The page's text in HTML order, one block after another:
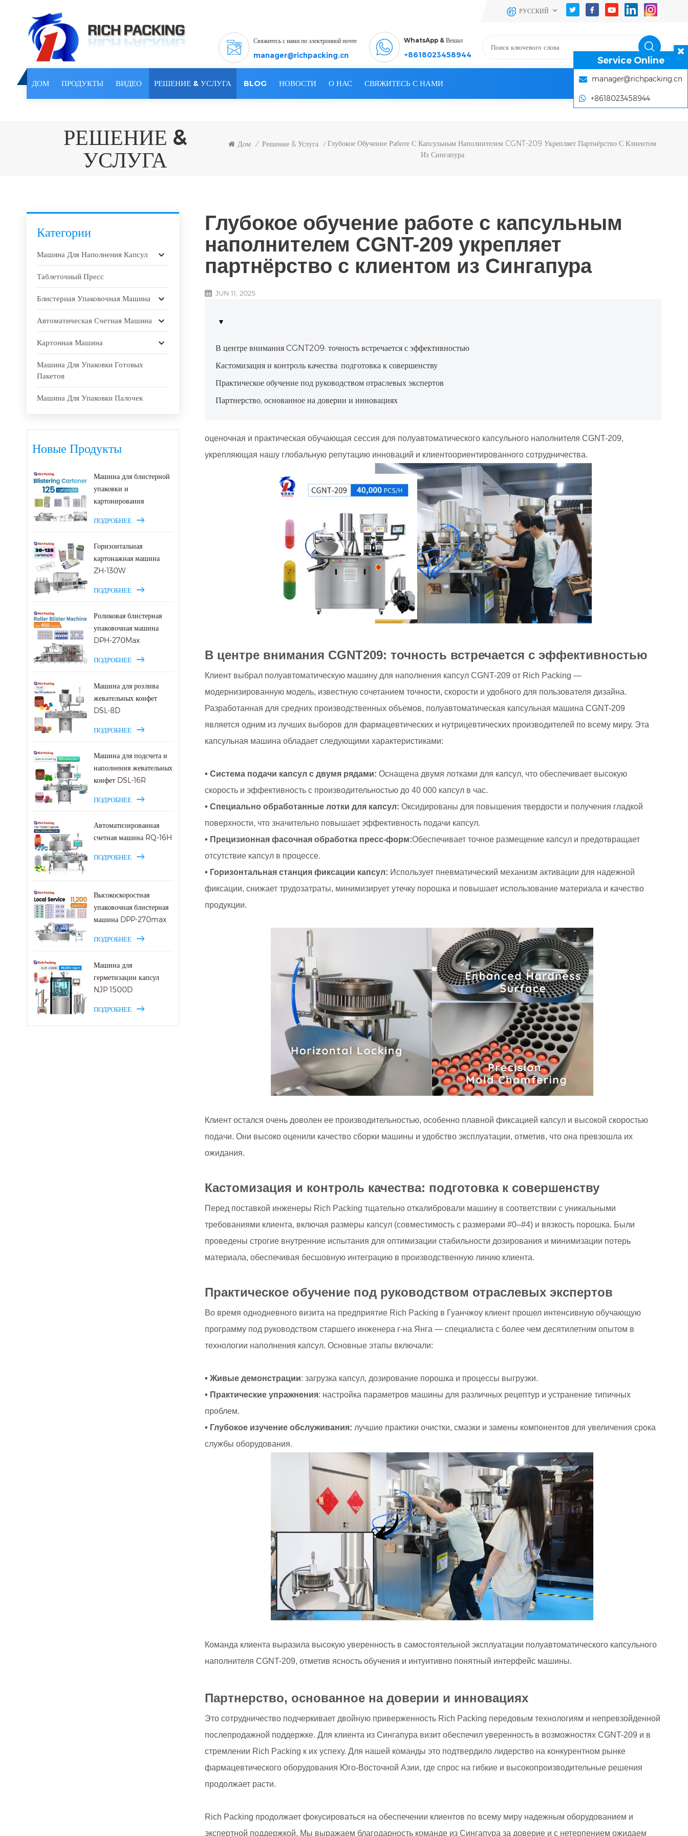
РУССКИЙ
Свяжитесь с нами по электронной почте
manager@richpacking.cn
WhatsApp & Вешал
+8618023458944
ДОМ ПРОДУКТЫ ВИДЕО РЕШЕНИЕ & УСЛУГА BLOG НОВОСТИ О НАС СВЯЖИТЕСЬ С НАМИ
РЕШЕНИЕ &
УСЛУГА
Дом / Решение & Услуга / Глубокое Обучение Работе С Капсульным Наполнителем CGNT-209 Укрепляет Партнёрство С Клиентом
Из Сингапура
Категории
Машина Для Наполнения Капсул
Таблеточный Пресс
Блистерная Упаковочная Машина
Автоматическая Счетная Машина
Картонная Машина
Машина Для Упаковки Готовых
Пакетов
Машина Для Упаковки Палочек
Новые Продукты
Машина для блистерной
упаковки и
картонирования
ПОДРОБНЕЕ
Горизонтальная
картонажная машина
ZH-130W
ПОДРОБНЕЕ
Роликовая блистерная
упаковочная машина
DPH-270Max
ПОДРОБНЕЕ
Машина для розлива
жевательных конфет
DSL-8D
ПОДРОБНЕЕ
Машина для подсчета и
наполнения жевательных
конфет DSL-16R
ПОДРОБНЕЕ
Автоматизированная
счетная машина RQ-16H
ПОДРОБНЕЕ
Высокоскоростная
упаковочная блистерная
машина DPP-270max
ПОДРОБНЕЕ
Машина для
герметизации капсул
NJP 1500D
ПОДРОБНЕЕ
Глубокое обучение работе с капсульным
наполнителем CGNT-209 укрепляет
партнёрство с клиентом из Сингапура
JUN 11, 2025
В центре внимания CGNT209: точность встречается с эффективностью
Кастомизация и контроль качества: подготовка к совершенству
Практическое обучение под руководством отраслевых экспертов
Партнерство, основанное на доверии и инновациях
оценочная и практическая обучающая сессия для полуавтоматического капсульного наполнителя CGNT-209,
укрепляющая нашу глобальную репутацию инноваций и клиентоориентированного сотрудничества.
В центре внимания CGNT209: точность встречается с эффективностью
Клиент выбрал полуавтоматическую машину для наполнения капсул CGNT-209 от Rich Packing —
модернизированную модель, известную сочетанием точности, скорости и удобного для пользователя дизайна.
Разработанная для средних производственных объемов, полуавтоматическая капсульная машина CGNT-209
является одним из лучших выборов для фармацевтических и нутрицевтических производителей по всему миру. Эта
капсульная машина обладает следующими характеристиками:
• Система подачи капсул с двумя рядами: Оснащена двумя лотками для капсул, что обеспечивает высокую
скорость и эффективность с производительностью до 40 000 капсул в час.
• Специально обработанные лотки для капсул: Оксидированы для повышения твердости и получения гладкой
поверхности, что значительно повышает эффективность подачи капсул.
• Прецизионная фасочная обработка пресс-форм:Обеспечивает точное размещение капсул и предотвращает
отсутствие капсул в процессе.
• Горизонтальная станция фиксации капсул: Использует пневматический механизм активации для надежной
фиксации, снижает трудозатраты, минимизирует утечку порошка и повышает использование материала и качество
продукции.
Клиент остался очень доволен ее производительностью, особенно плавной фиксацией капсул и высокой скоростью
подачи. Они высоко оценили качество сборки машины и удобство эксплуатации, отметив, что она превзошла их
ожидания.
Кастомизация и контроль качества: подготовка к совершенству
Перед поставкой инженеры Rich Packing тщательно откалибровали машину в соответствии с уникальными
требованиями клиента, включая размеры капсул (совместимость с размерами #0–#4) и вязкость порошка. Были
проведены строгие внутренние испытания для оптимизации стабильности дозирования и минимизации потерь
материала, обеспечивая бесшовную интеграцию в производственную линию клиента.
Практическое обучение под руководством отраслевых экспертов
Во время однодневного визита на предприятие Rich Packing в Гуанчжоу клиент прошел интенсивную обучающую
программу под руководством старшего инженера г-на Янга — специалиста с более чем десятилетним опытом в
технологии наполнения капсул. Основные этапы включали:
• Живые демонстрации: загрузка капсул, дозирование порошка и процессы выгрузки.
• Практические упражнения: настройка параметров машины для различных рецептур и устранение типичных
проблем.
• Глубокое изучение обслуживания: лучшие практики очистки, смазки и замены компонентов для увеличения срока
службы оборудования.
Команда клиента выразила высокую уверенность в самостоятельной эксплуатации полуавтоматического капсульного
наполнителя CGNT-209, отметив ясность обучения и интуитивно понятный интерфейс машины.
Партнерство, основанное на доверии и инновациях
Это сотрудничество подчеркивает двойную приверженность Rich Packing передовым технологиям и непревзойденной
послепродажной поддержке. Для клиента из Сингапура визит обеспечил уверенность в возможностях CGNT-209 и в
стремлении Rich Packing к их успеху. Для нашей команды это подтвердило лидерство на конкурентном рынке
фармацевтического оборудования Юго-Восточной Азии, где спрос на гибкие и высокопроизводительные решения
продолжает расти.
Rich Packing продолжает фокусироваться на обеспечении клиентов по всему миру надежным оборудованием и
экспертной поддержкой. Мы выражаем благодарность команде из Сингапура за доверие и с нетерпением ожидаем
Service Online
manager@richpacking.cn
+8618023458944